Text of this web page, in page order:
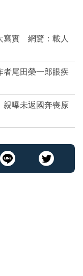
寫實 網驚：載人
尾田榮一郎眼疾
曝未返國奔喪原